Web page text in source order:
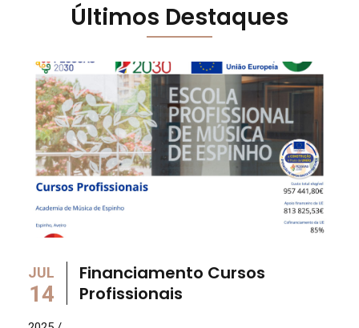
Últimos Destaques
JUL
14
Financiamento Cursos
Profissionais